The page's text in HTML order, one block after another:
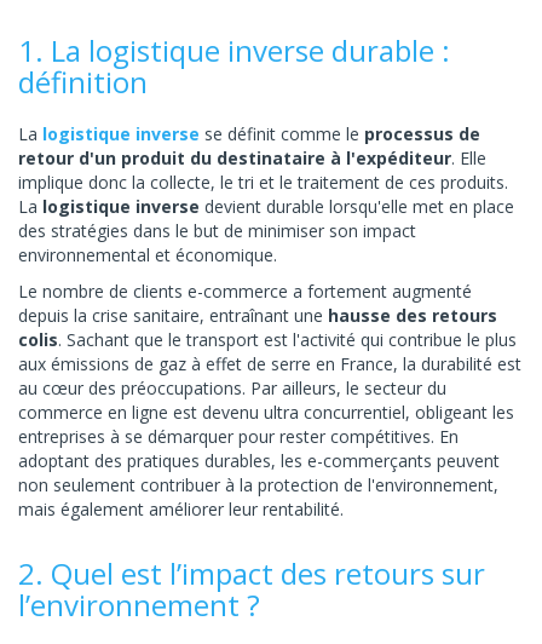
1. La logistique inverse durable :
définition
La logistique inverse se définit comme le processus de
retour d'un produit du destinataire à l'expéditeur. Elle
implique donc la collecte, le tri et le traitement de ces produits.
La logistique inverse devient durable lorsqu'elle met en place
des stratégies dans le but de minimiser son impact
environnemental et économique.
Le nombre de clients e-commerce a fortement augmenté
depuis la crise sanitaire, entraînant une hausse des retours
colis. Sachant que le transport est l'activité qui contribue le plus
aux émissions de gaz à effet de serre en France, la durabilité est
au cœur des préoccupations. Par ailleurs, le secteur du
commerce en ligne est devenu ultra concurrentiel, obligeant les
entreprises à se démarquer pour rester compétitives. En
adoptant des pratiques durables, les e-commerçants peuvent
non seulement contribuer à la protection de l'environnement,
mais également améliorer leur rentabilité.
2. Quel est l’impact des retours sur
l’environnement ?